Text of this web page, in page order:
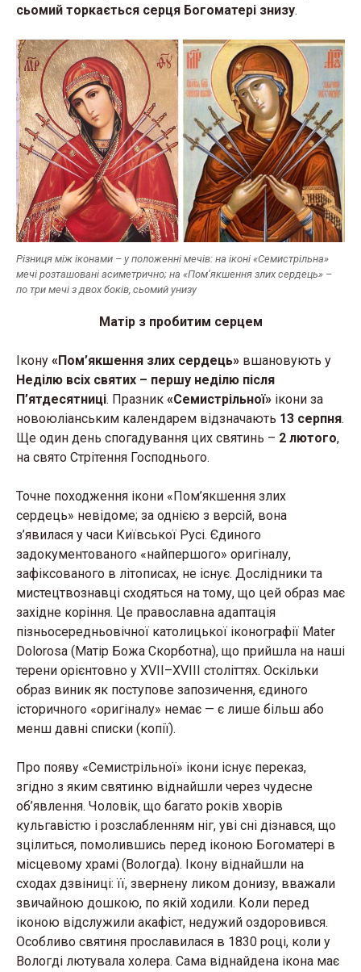
сьомий торкається серця Богоматері знизу.
Різниця між іконами – у положенні мечів: на іконі «Семистрільна»
мечі розташовані асиметрично; на «Пом’якшення злих сердець» –
по три мечі з двох боків, сьомий унизу
Матір з пробитим серцем
Ікону «Пом’якшення злих сердець» вшановують у
Неділю всіх святих – першу неділю після
П’ятдесятниці. Празник «Семистрільної» ікони за
новоюліанським календарем відзначають 13 серпня.
Ще один день спогадування цих святинь – 2 лютого,
на свято Стрітення Господнього.
Точне походження ікони «Пом’якшення злих
сердець» невідоме; за однією з версій, вона
з’явилася у часи Київської Русі. Єдиного
задокументованого «найпершого» оригіналу,
зафіксованого в літописах, не існує. Дослідники та
мистецтвознавці сходяться на тому, що цей образ має
західне коріння. Це православна адаптація
пізньосередньовічної католицької іконографії Mater
Dolorosa (Матір Божа Скорботна), що прийшла на наші
терени орієнтовно у XVII–XVIII століттях. Оскільки
образ виник як поступове запозичення, єдиного
історичного «оригіналу» немає — є лише більш або
менш давні списки (копії).
Про появу «Семистрільної» ікони існує переказ,
згідно з яким святиню віднайшли через чудесне
об’явлення. Чоловік, що багато років хворів
кульгавістю і розслабленням ніг, уві сні дізнався, що
зцілиться, помолившись перед іконою Богоматері в
місцевому храмі (Вологда). Ікону віднайшли на
сходах дзвіниці: її, звернену ликом донизу, вважали
звичайною дошкою, по якій ходили. Коли перед
іконою відслужили акафіст, недужий оздоровився.
Особливо святиня прославилася в 1830 році, коли у
Вологді лютувала холера. Сама віднайдена ікона має